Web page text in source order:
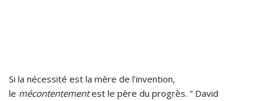
Si la nécessité est la mère de l’invention,
le mécontentementest le père du progrès. ” David